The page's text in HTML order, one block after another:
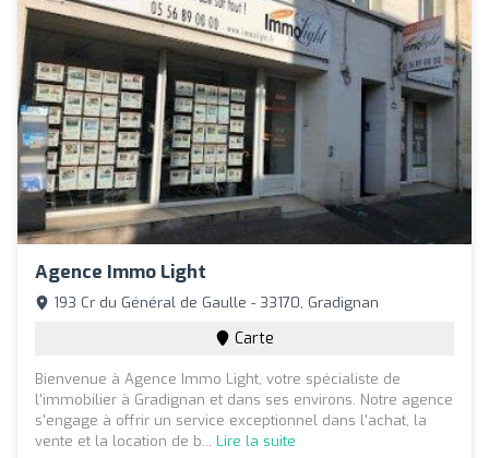
Agence Immo Light
193 Cr du Général de Gaulle - 33170, Gradignan
Carte
Bienvenue à Agence Immo Light, votre spécialiste de
l'immobilier à Gradignan et dans ses environs. Notre agence
s'engage à offrir un service exceptionnel dans l'achat, la
vente et la location de b... Lire la suite